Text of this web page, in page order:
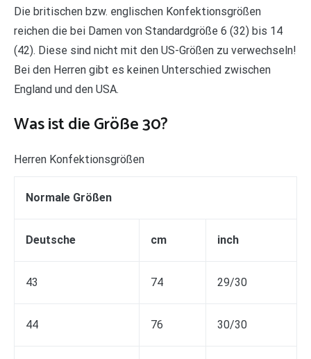
Die britischen bzw. englischen Konfektionsgrößen
reichen die bei Damen von Standardgröße 6 (32) bis 14
(42). Diese sind nicht mit den US-Größen zu verwechseln!
Bei den Herren gibt es keinen Unterschied zwischen
England und den USA.
Was ist die Größe 30?
Herren Konfektionsgrößen
Normale Größen
Deutsche cm inch
43 74 29/30
44 76 30/30